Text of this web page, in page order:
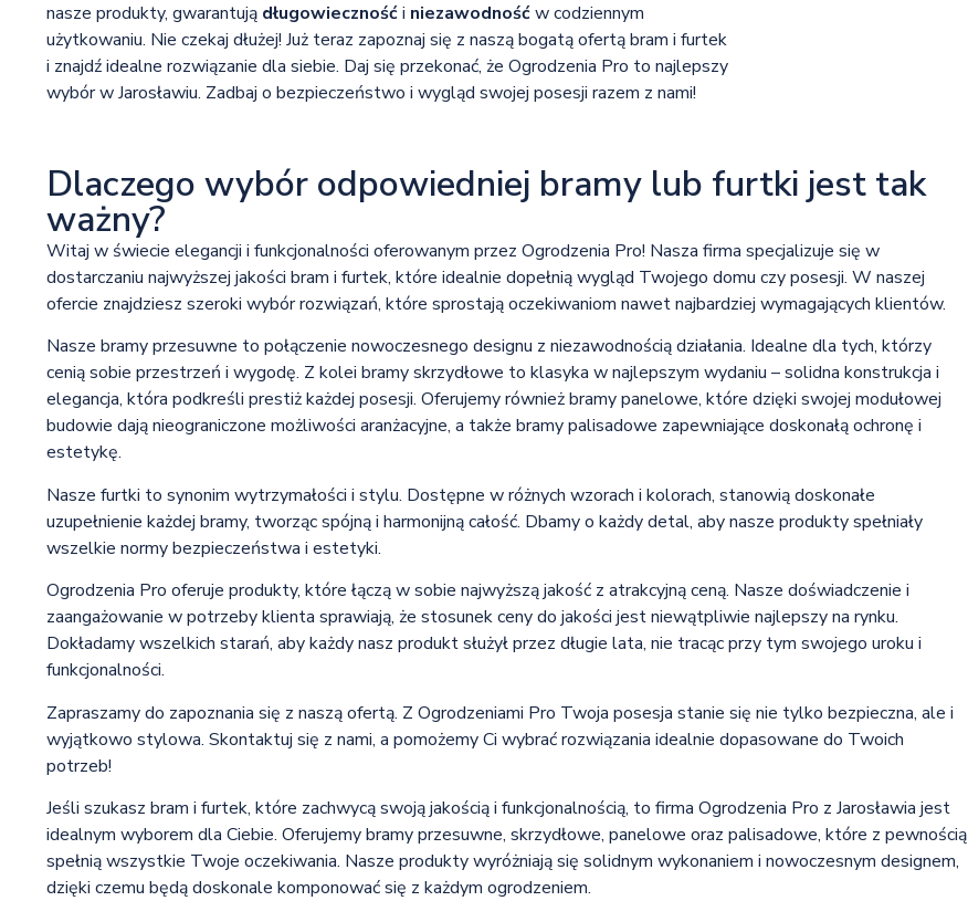
nasze produkty, gwarantują długowiecznośći niezawodnośćw codziennym
użytkowaniu. Nie czekaj dłużej! Już teraz zapoznaj się z naszą bogatą ofertą bram i furtek
i znajdź idealne rozwiązanie dla siebie. Daj się przekonać, że Ogrodzenia Pro to najlepszy
wybór w Jarosławiu. Zadbaj o bezpieczeństwo i wygląd swojej posesji razem z nami!
Dlaczego wybór odpowiedniej bramy lub furtki jest tak
ważny?
Witaj w świecie elegancji i funkcjonalności oferowanym przez Ogrodzenia Pro! Nasza firma specjalizuje się w
dostarczaniu najwyższej jakości bram i furtek, które idealnie dopełnią wygląd Twojego domu czy posesji. W naszej
ofercie znajdziesz szeroki wybór rozwiązań, które sprostają oczekiwaniom nawet najbardziej wymagających klientów.
Nasze bramy przesuwne to połączenie nowoczesnego designu z niezawodnością działania. Idealne dla tych, którzy
cenią sobie przestrzeń i wygodę. Z kolei bramy skrzydłowe to klasyka w najlepszym wydaniu – solidna konstrukcja i
elegancja, która podkreśli prestiż każdej posesji. Oferujemy również bramy panelowe, które dzięki swojej modułowej
budowie dają nieograniczone możliwości aranżacyjne, a także bramy palisadowe zapewniające doskonałą ochronę i
estetykę.
Nasze furtki to synonim wytrzymałości i stylu. Dostępne w różnych wzorach i kolorach, stanowią doskonałe
uzupełnienie każdej bramy, tworząc spójną i harmonijną całość. Dbamy o każdy detal, aby nasze produkty spełniały
wszelkie normy bezpieczeństwa i estetyki.
Ogrodzenia Pro oferuje produkty, które łączą w sobie najwyższą jakość z atrakcyjną ceną. Nasze doświadczenie i
zaangażowanie w potrzeby klienta sprawiają, że stosunek ceny do jakości jest niewątpliwie najlepszy na rynku.
Dokładamy wszelkich starań, aby każdy nasz produkt służył przez długie lata, nie tracąc przy tym swojego uroku i
funkcjonalności.
Zapraszamy do zapoznania się z naszą ofertą. Z Ogrodzeniami Pro Twoja posesja stanie się nie tylko bezpieczna, ale i
wyjątkowo stylowa. Skontaktuj się z nami, a pomożemy Ci wybrać rozwiązania idealnie dopasowane do Twoich
potrzeb!
Jeśli szukasz bram i furtek, które zachwycą swoją jakością i funkcjonalnością, to firma Ogrodzenia Pro z Jarosławia jest
idealnym wyborem dla Ciebie. Oferujemy bramy przesuwne, skrzydłowe, panelowe oraz palisadowe, które z pewnością
spełnią wszystkie Twoje oczekiwania. Nasze produkty wyróżniają się solidnym wykonaniem i nowoczesnym designem,
dzięki czemu będą doskonale komponować się z każdym ogrodzeniem.